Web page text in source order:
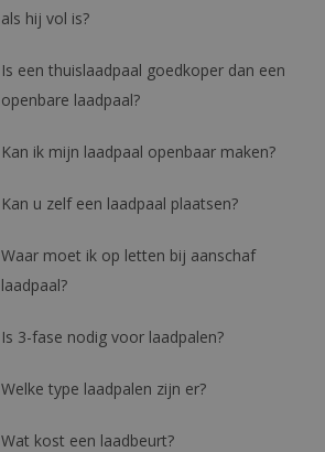
als hij vol is?
Is een thuislaadpaal goedkoper dan een
openbare laadpaal?
Kan ik mijn laadpaal openbaar maken?
Kan u zelf een laadpaal plaatsen?
Waar moet ik op letten bij aanschaf
laadpaal?
Is 3-fase nodig voor laadpalen?
Welke type laadpalen zijn er?
Wat kost een laadbeurt?